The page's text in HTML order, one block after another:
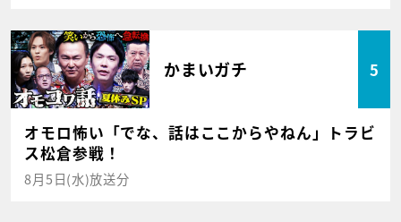
かまいガチ 5
オモロ怖い「でな、話はここからやねん」トラビ
ス松倉参戦！
8月5日(水)放送分